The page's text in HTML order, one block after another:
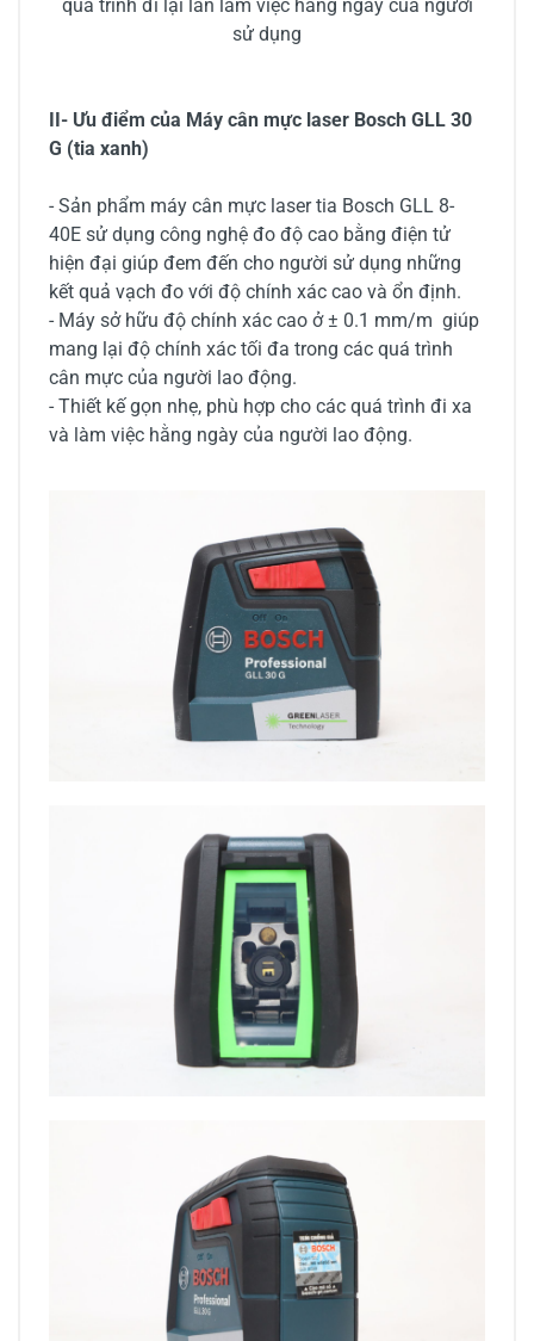
quá trình đi lại lẫn làm việc hằng ngày của người
sử dụng
II- Ưu điểm của Máy cân mực laser Bosch GLL 30
G (tia xanh)
- Sản phẩm máy cân mực laser tia Bosch GLL 8-
40E sử dụng công nghệ đo độ cao bằng điện tử
hiện đại giúp đem đến cho người sử dụng những
kết quả vạch đo với độ chính xác cao và ổn định.
- Máy sở hữu độ chính xác cao ở ± 0.1 mm/m giúp
mang lại độ chính xác tối đa trong các quá trình
cân mực của người lao động.
- Thiết kế gọn nhẹ, phù hợp cho các quá trình đi xa
và làm việc hằng ngày của người lao động.